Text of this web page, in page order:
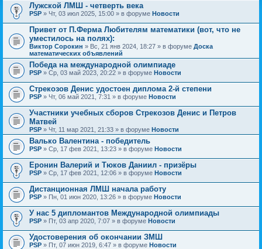
Лужской ЛМШ - четверть века
PSP » Чт, 03 июл 2025, 15:00 » в форуме Новости
Привет от П.Ферма Любителям математики (вот, что не
уместилось на полях):
Виктор Сорокин » Вс, 21 янв 2024, 18:27 » в форуме Доска
математических объявлений
Победа на международной олимпиаде
PSP » Ср, 03 май 2023, 20:22 » в форуме Новости
Стрекозов Денис удостоен диплома 2-й степени
PSP » Чт, 06 май 2021, 7:31 » в форуме Новости
Участники учебных сборов Стрекозов Денис и Петров
Матвей
PSP » Чт, 11 мар 2021, 21:33 » в форуме Новости
Валько Валентина - победитель
PSP » Ср, 17 фев 2021, 13:23 » в форуме Новости
Еронин Валерий и Тюков Даниил - призёры
PSP » Ср, 17 фев 2021, 12:06 » в форуме Новости
Дистанционная ЛМШ начала работу
PSP » Пн, 01 июн 2020, 13:26 » в форуме Новости
У нас 5 дипломантов Международной олимпиады
PSP » Пт, 03 апр 2020, 7:07 » в форуме Новости
Удостоверения об окончании ЗМШ
PSP » Пт, 07 июн 2019, 6:47 » в форуме Новости